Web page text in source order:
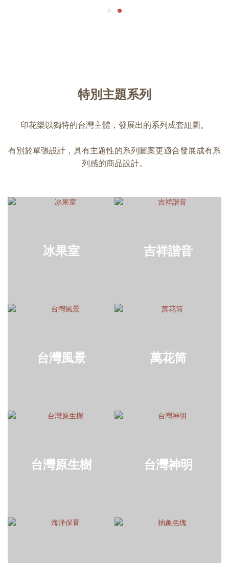
特別主題系列
印花樂以獨特的台灣主體，發展出的系列成套組圖。
有別於單張設計，具有主題性的系列圖案更適合發展成有系
列感的商品設計。
冰果室 吉祥諧音
台灣風景 萬花筒
台灣原生樹 台灣神明